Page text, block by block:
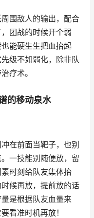
围敌人的输出，配合
团战的时候开个弱
能硬生生把血抬起
级不如弱化，除非队
疗术。
的移动泉水
在前面当靶子，也别
一技能别随便放，留
时刻给队友集体抬
候再放，提前放的话
是根据队友血量来
看准时机再放！